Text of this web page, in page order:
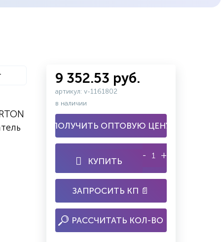
9 352.53 руб.
артикул: v-1161802
в наличии
ПОЛУЧИТЬ ОПТОВУЮ ЦЕНУ
КУПИТЬ
- +
ЗАПРОСИТЬ КП 📄
РАССЧИТАТЬ КОЛ-ВО